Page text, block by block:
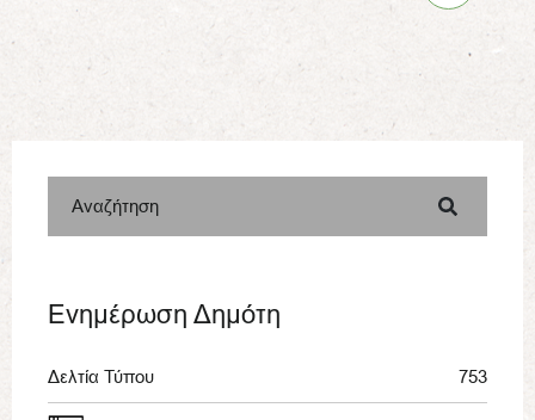
Αναζήτηση
Ενημέρωση Δημότη
Δελτία Τύπου 753